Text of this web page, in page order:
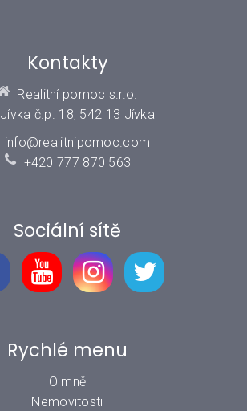
Kontakty
Realitní pomoc s.r.o.
Jívka č.p. 18, 542 13 Jívka
info@realitnipomoc.com
+420 777 870 563
Sociální sítě
Rychlé menu
O mně
Nemovitosti